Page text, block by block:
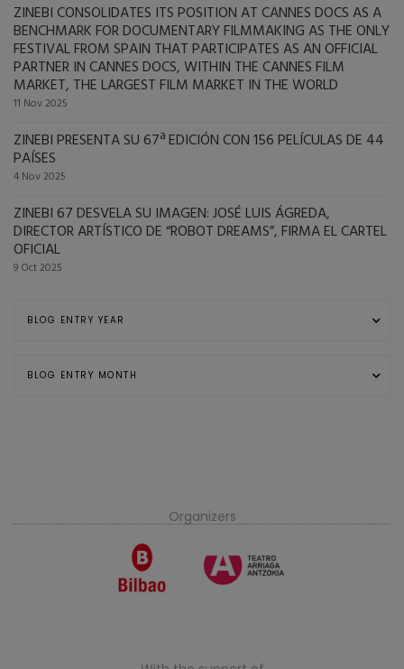
ZINEBI CONSOLIDATES ITS POSITION AT CANNES DOCS AS A
BENCHMARK FOR DOCUMENTARY FILMMAKING AS THE ONLY
FESTIVAL FROM SPAIN THAT PARTICIPATES AS AN OFFICIAL
PARTNER IN CANNES DOCS, WITHIN THE CANNES FILM
MARKET, THE LARGEST FILM MARKET IN THE WORLD
11 Nov 2025
ZINEBI PRESENTA SU 67ª EDICIÓN CON 156 PELÍCULAS DE 44
PAÍSES
4 Nov 2025
ZINEBI 67 DESVELA SU IMAGEN: JOSÉ LUIS ÁGREDA,
DIRECTOR ARTÍSTICO DE “ROBOT DREAMS”, FIRMA EL CARTEL
OFICIAL
9 Oct 2025
Organizers